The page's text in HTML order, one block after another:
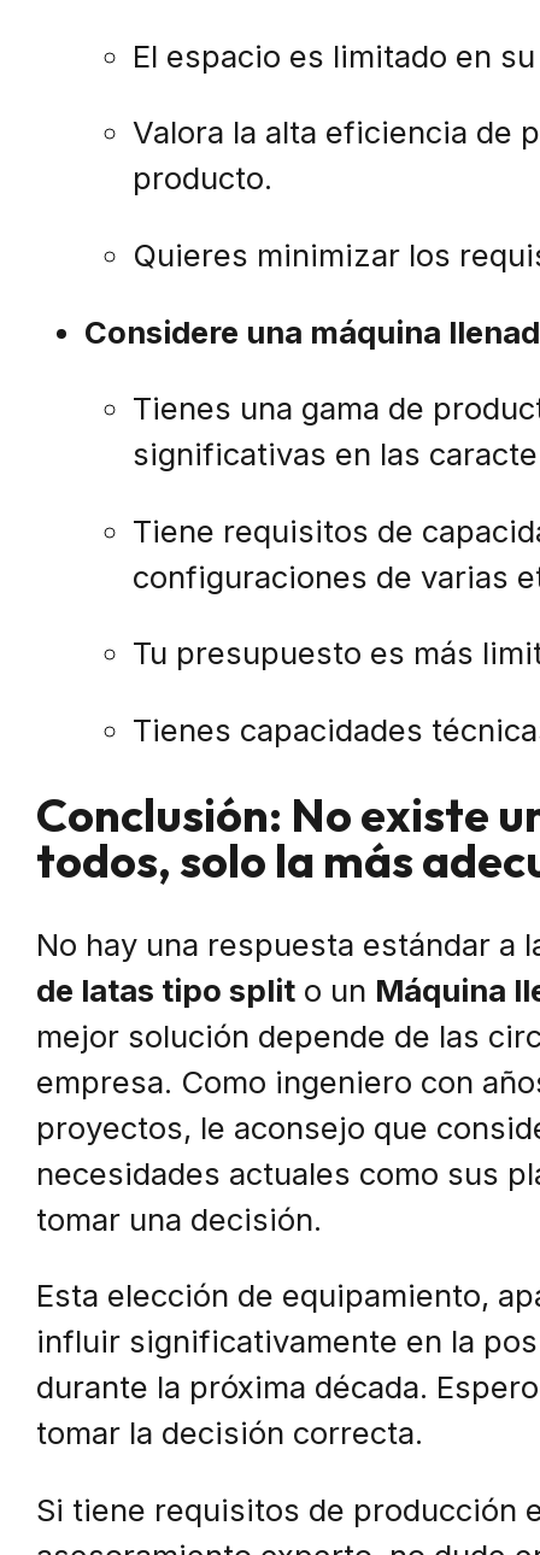
El espacio es limitado en
Valora la alta eficiencia de
producto.
Quieres minimizar los
Considere una máquina
Tienes una gama de
significativas en las
Tiene requisitos de
configuraciones de varias
Tu presupuesto es más
Tienes capacidades
Conclusión: No existe
todos, solo la más
No hay una respuesta estándar a
de latas tipo split o un Máquina
mejor solución depende de las
empresa. Como ingeniero con
proyectos, le aconsejo que
necesidades actuales como sus
tomar una decisión.
Esta elección de equipamiento,
influir significativamente en la
durante la próxima década.
tomar la decisión correcta.
Si tiene requisitos de producción